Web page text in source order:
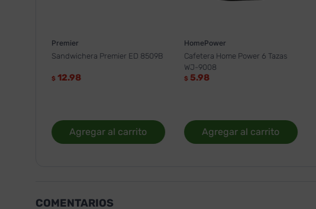
Premier
Sandwichera Premier ED 8509B
$ 12.98
Agregar al carrito
HomePower
Cafetera Home Power 6 Tazas
WJ-9008
$ 5.98
Agregar al carrito
COMENTARIOS